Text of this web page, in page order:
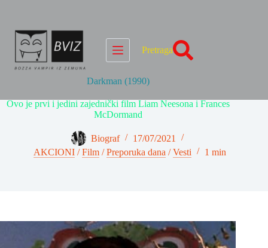
Pretraga
Darkman (1990)
Ovo je prvi i jedini zajednički film Liam Neesona i Frances
McDormand
Biograf
17/07/2021
AKCIONI /Film /Preporuka dana /Vesti 1 min